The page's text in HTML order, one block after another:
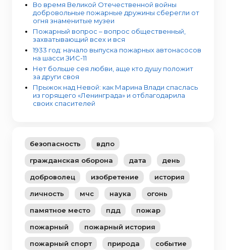
безопасность вдпо
гражданская оборона дата день
доброволец изобретение история
личность мчс наука огонь
памятное место пдд пожар
пожарный пожарный история
пожарный спорт природа событие
Во время Великой Отечественной войны
добровольные пожарные дружины сберегли от
огня знаменитые музеи
Пожарный вопрос – вопрос общественный,
захватывающий всех и вся
1933 год: начало выпуска пожарных автонасосов
на шасси ЗИС-11
Нет больше сея любви, аще кто душу положит
за други своя
Прыжок над Невой: как Марина Влади спаслась
из горящего «Ленинграда» и отблагодарила
своих спасителей